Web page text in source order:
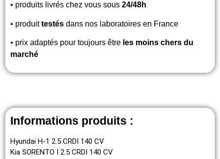
• produits livrés chez vous sous 24/48h
• produittestés dans nos laboratoires en France
• prix adaptés pour toujours être les moins chers du
marché
Informations produits :
Hyundai H-1 2.5 CRDI 140 CV
Kia SORENTO I 2.5 CRDI 140 CV